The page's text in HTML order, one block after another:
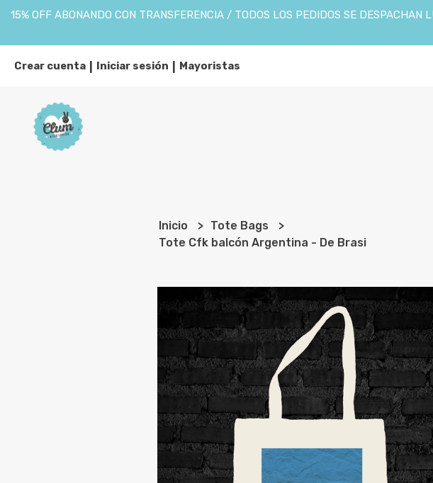
15% OFF ABONANDO CON TRANSFERENCIA / TODOS LOS PEDIDOS SE
Crear cuenta Iniciar sesión Mayoristas
Inicio
Tote Bags
Tote Cfk balcón Argentina - De Brasi